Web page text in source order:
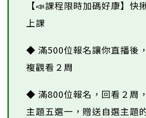
【📣課程限時加碼好康】快
上課
◆ 滿500位報名讓你直播後
複觀看２周
◆ 滿800位報名，回看２周
主題五選一，贈送自選主題